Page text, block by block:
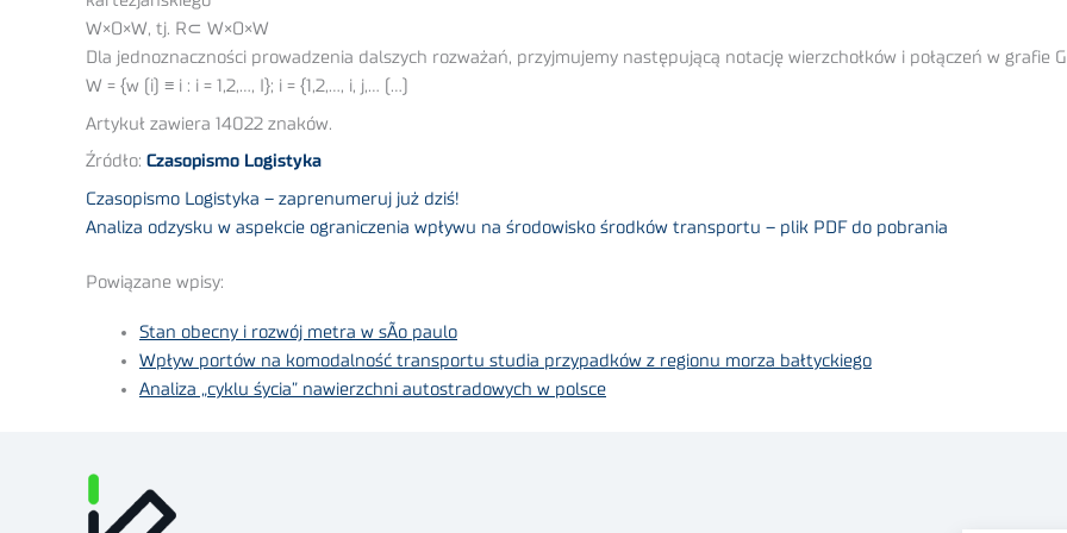
W×O×W, tj. R⊂ W×O×W
Dla jednoznaczności prowadzenia dalszych rozważań, przyjmujemy następującą notację wierzchołków i połączeń w grafie
W = {w (i) ≡ i : i = 1,2,…, I}; i = {1,2,…, i, j,… (…)
Artykuł zawiera 14022 znaków.
Źródło: Czasopismo Logistyka
Czasopismo Logistyka – zaprenumeruj już dziś!
Analiza odzysku w aspekcie ograniczenia wpływu na środowisko środków transportu – plik PDF do pobrania
Powiązane wpisy:
Stan obecny i rozwój metra w sÃo paulo
Wpływ portów na komodalność transportu studia przypadków z regionu morza bałtyckiego
Analiza „cyklu śycia” nawierzchni autostradowych w polsce